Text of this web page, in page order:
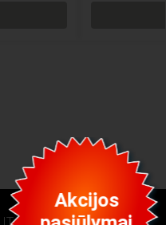
VERSLAS
Akcijos